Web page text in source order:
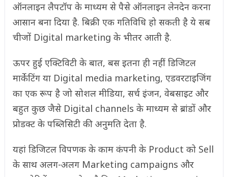
ऑनलाइन लैपटॉप के माध्यम से पैसे ऑनलाइन लेनदेन करना
आसान बना दिया है. बिक्री एक गतिविधि हो सकती है ये सब
चीजों Digital marketing के भीतर आती है.
ऊपर हुई एक्टिविटी के बात, बस इतना ही नहीं डिजिटल
मार्केटिंग या Digital media marketing, एडवरटाइजिंग
का एक रूप है जो सोशल मीडिया, सर्च इंजन, वेबसाइट और
बहुत कुछ जैसे Digital channels के माध्यम से ब्रांडों और
प्रोडक्ट के पब्लिसिटी की अनुमति देता है.
यहां डिजिटल विपणक के काम कंपनी के Product को Sell
के साथ अलग-अलग Marketing campaigns और